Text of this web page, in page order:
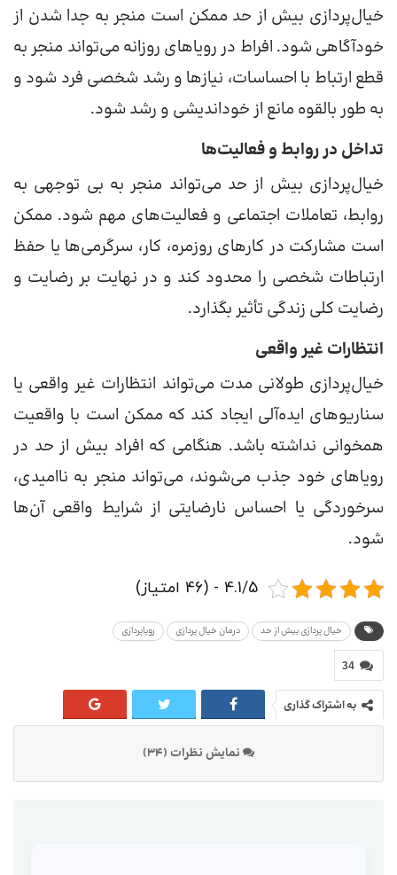
خیال‌پردازی بیش از حد ممکن است منجر به جدا شدن از
خودآگاهی شود. افراط در رویا‌های روزانه می‌تواند منجر به
قطع ارتباط با احساسات، نیاز‌ها و رشد شخصی فرد شود و
به طور بالقوه مانع از خوداندیشی و رشد شود.
تداخل در روابط و فعالیت‌ها
خیال‌پردازی بیش از حد می‌تواند منجر به بی توجهی به
روابط، تعاملات اجتماعی و فعالیت‌های مهم شود. ممکن
است مشارکت در کار‌های روزمره، کار، سرگرمی‌ها یا حفظ
ارتباطات شخصی را محدود کند و در نهایت بر رضایت و
رضایت کلی زندگی تأثیر بگذارد.
انتظارات غیر واقعی
خیال‌پردازی طولانی مدت می‌تواند انتظارات غیر واقعی یا
سناریو‌های ایده‌آلی ایجاد کند که ممکن است با واقعیت
همخوانی نداشته باشد. هنگامی که افراد بیش از حد در
رویا‌های خود جذب می‌شوند، می‌تواند منجر به ناامیدی،
سرخوردگی یا احساس نارضایتی از شرایط واقعی آن‌ها
شود.
4.1/5 - (46 امتیاز)
خیال پردازی بیش از حد درمان خیال پردازی رویاپردازی
34
به اشتراک گذاری
نمایش نظرات (34)